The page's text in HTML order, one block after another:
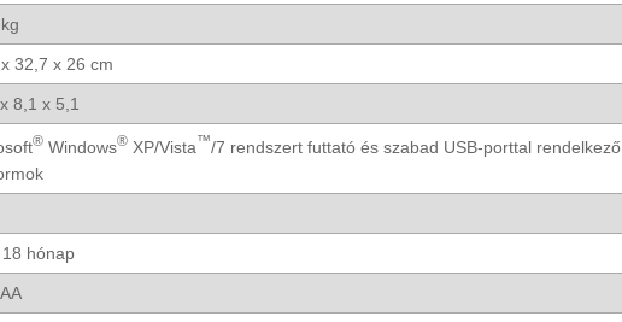
32,7 x 26 cm
8,1 x 5,1
® Windows® XP/Vista™/7 rendszert futtató és szabad USB-porttal rendelkező
hónap